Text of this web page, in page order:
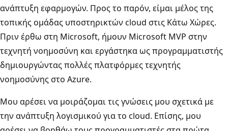
ανάπτυξη εφαρμογών. Προς το παρόν, είμαι μέλος της
τοπικής ομάδας υποστηρικτών cloud στις Κάτω Χώρες.
Πριν έρθω στη Microsoft, ήμουν Microsoft MVP στην
τεχνητή νοημοσύνη και εργάστηκα ως προγραμματιστής
δημιουργώντας πολλές πλατφόρμες τεχνητής
νοημοσύνης στο Azure.
Μου αρέσει να μοιράζομαι τις γνώσεις μου σχετικά με
την ανάπτυξη λογισμικού για το cloud. Επίσης, μου